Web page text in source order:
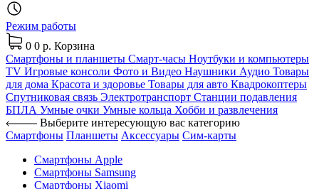
Режим работы
0 0 р. Корзина
Смартфоны и планшеты Смарт-часы Ноутбуки и компьютеры
TV Игровые консоли Фото и Видео Наушники Аудио Товары
для дома Красота и здоровье Товары для авто Квадрокоптеры
Спутниковая связь Электротранспорт Станции подавления
БПЛА Умные очки Умные кольца Хобби и развлечения
Выберите интересующую вас категорию
Смартфоны Планшеты Аксессуары Сим-карты
Смартфоны Apple
Смартфоны Samsung
Смартфоны Xiaomi